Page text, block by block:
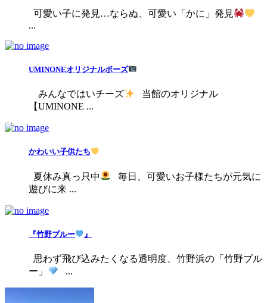
可愛い子に発見…ならぬ、可愛い「かに」発見
...
UMINONEオリジナルポーズ
みんなではいチーズ
当館のオリジナル
【UMINONE ...
かわいい子供たち
夏休み真っ只中
毎日、可愛いお子様たちが元気に
遊びに来 ...
『竹野ブルー 』
思わず飛び込みたくなる透明度、竹野浜の「竹野ブル
ー」
...